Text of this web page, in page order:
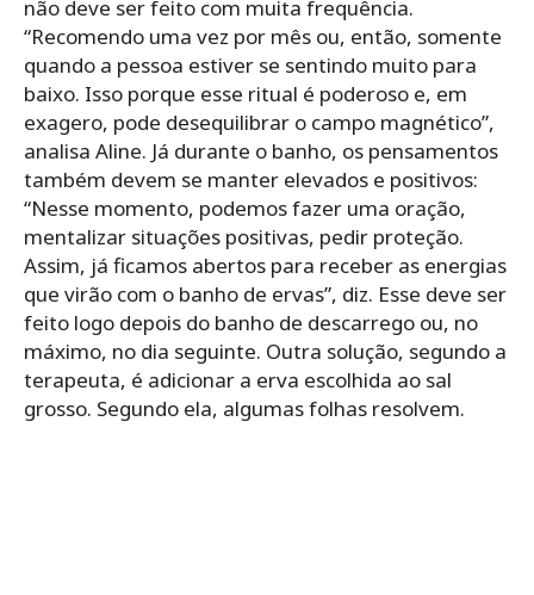
não deve ser feito com muita frequência.
“Recomendo uma vez por mês ou, então, somente
quando a pessoa estiver se sentindo muito para
baixo. Isso porque esse ritual é poderoso e, em
exagero, pode desequilibrar o campo magnético”,
analisa Aline. Já durante o banho, os pensamentos
também devem se manter elevados e positivos:
“Nesse momento, podemos fazer uma oração,
mentalizar situações positivas, pedir proteção.
Assim, já ficamos abertos para receber as energias
que virão com o banho de ervas”, diz. Esse deve ser
feito logo depois do banho de descarrego ou, no
máximo, no dia seguinte. Outra solução, segundo a
terapeuta, é adicionar a erva escolhida ao sal
grosso. Segundo ela, algumas folhas resolvem.